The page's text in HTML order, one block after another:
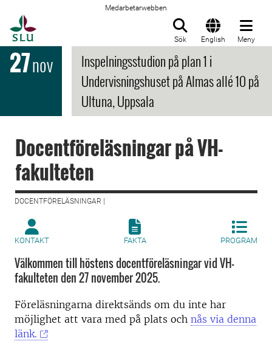
Medarbetarwebben
Sök English Meny
27nov
Inspelningsstudion på plan 1 i
Undervisningshuset på Almas allé 10 på
Ultuna, Uppsala
Docentföreläsningar på VH-
fakulteten
DOCENTFÖRELÄSNINGAR |
KONTAKT FAKTA PROGRAM
Välkommen till höstens docentföreläsningar vid VH-
fakulteten den 27 november 2025.
Föreläsningarna direktsänds om du inte har
möjlighet att vara med på plats och nås via denna
länk.